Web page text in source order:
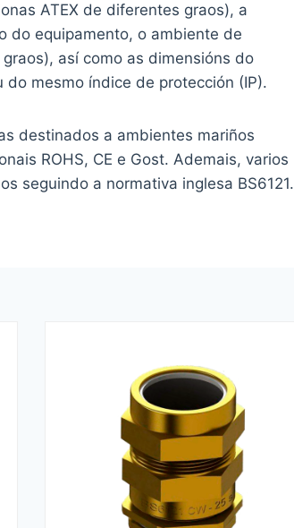
ATEX de diferentes graos), a
do equipamento, o ambiente de
así como as dimensións do
mesmo índice de protección (IP).
destinados a ambientes mariños
ROHS, CE e Gost. Ademais, varios
seguindo a normativa inglesa BS6121.